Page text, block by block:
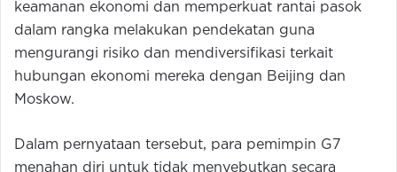
keamanan ekonomi dan memperkuat rantai pasok
dalam rangka melakukan pendekatan guna
mengurangi risiko dan mendiversifikasi terkait
hubungan ekonomi mereka dengan Beijing dan
Moskow.
Dalam pernyataan tersebut, para pemimpin G7
menahan diri untuk tidak menyebutkan secara